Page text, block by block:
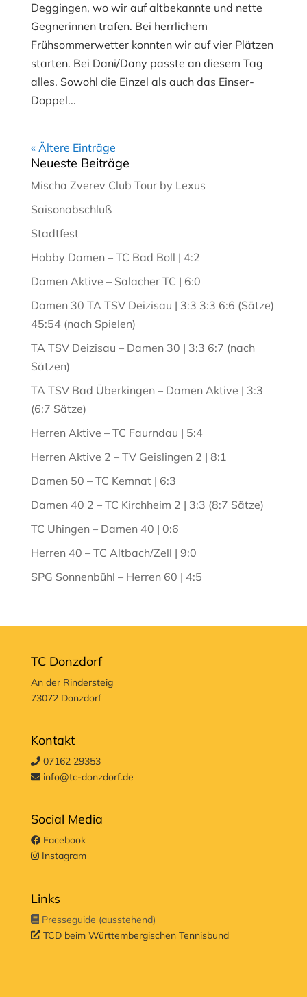
Deggingen, wo wir auf altbekannte und nette
Gegnerinnen trafen. Bei herrlichem
Frühsommerwetter konnten wir auf vier Plätzen
starten. Bei Dani/Dany passte an diesem Tag
alles. Sowohl die Einzel als auch das Einser-
Doppel...
« Ältere Einträge
Neueste Beiträge
Mischa Zverev Club Tour by Lexus
Saisonabschluß
Stadtfest
Hobby Damen – TC Bad Boll | 4:2
Damen Aktive – Salacher TC | 6:0
Damen 30 TA TSV Deizisau | 3:3 3:3 6:6 (Sätze)
45:54 (nach Spielen)
TA TSV Deizisau – Damen 30 | 3:3 6:7 (nach
Sätzen)
TA TSV Bad Überkingen – Damen Aktive | 3:3
(6:7 Sätze)
Herren Aktive – TC Faurndau | 5:4
Herren Aktive 2 – TV Geislingen 2 | 8:1
Damen 50 – TC Kemnat | 6:3
Damen 40 2 – TC Kirchheim 2 | 3:3 (8:7 Sätze)
TC Uhingen – Damen 40 | 0:6
Herren 40 – TC Altbach/Zell | 9:0
SPG Sonnenbühl – Herren 60 | 4:5
TC Donzdorf
An der Rindersteig
73072 Donzdorf
Kontakt
07162 29353
info@tc-donzdorf.de
Social Media
Facebook
Instagram
Links
Presseguide (ausstehend)
TCD beim Württembergischen Tennisbund